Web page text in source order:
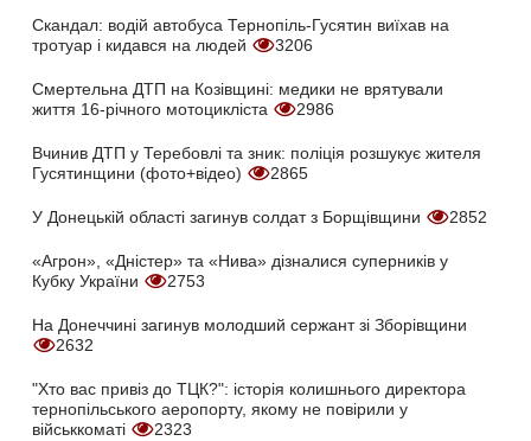
Скандал: водій автобуса Тернопіль-Гусятин виїхав на
тротуар і кидався на людей
3206
Смертельна ДТП на Козівщині: медики не врятували
життя 16-річного мотоцикліста
2986
Вчинив ДТП у Теребовлі та зник: поліція розшукує жителя
Гусятинщини (фото+відео)
2865
У Донецькій області загинув солдат з Борщівщини 2852
«Агрон», «Дністер» та «Нива» дізналися суперників у
Кубку України
2753
На Донеччині загинув молодший сержант зі Зборівщини
2632
"Хто вас привіз до ТЦК?": історія колишнього директора
тернопільського аеропорту, якому не повірили у
військкоматі
2323